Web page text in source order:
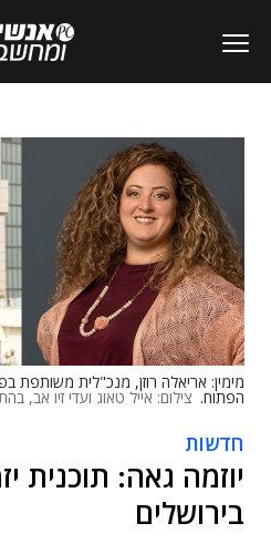
מימין: אריאלה רוזן, מנכ"לית משותפת
הפתוח. צילום: אייל טאוג ועדי זיו אב,
חדשות
יוזמה גאה: תוכנית
בירושלים